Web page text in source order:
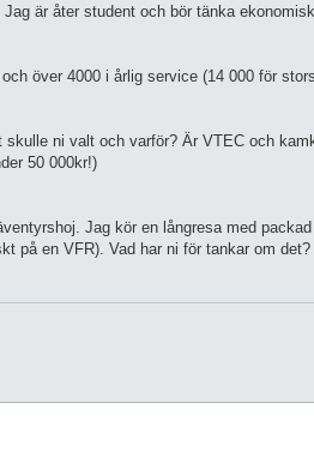
är åter student och bör tänka
över 4000 i årlig service (14 000 för
ni valt och varför? Är VTEC och
50 000kr!)
Jag kör en långresa med
på en VFR). Vad har ni för tankar om